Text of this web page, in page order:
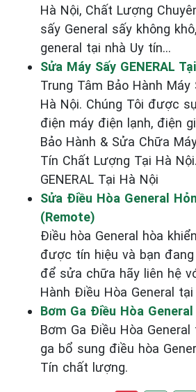
Hà Nội, Chất Lượng
sấy General sấy không
general tại nhà Uy tín...
Sửa Máy Sấy GENERAL
Trung Tâm Bảo Hành Máy
Hà Nội. Chúng Tôi được
điện máy điện lạnh, điện
Bảo Hành & Sửa Chữa
Tín Chất Lượng Tại Hà
GENERAL Tại Hà Nội
Sửa Điều Hòa General
(Remote)
Điều hòa General hòa
được tín hiệu và bạn
để sửa chữa hãy liên hệ
Hành Điều Hòa General
Bơm Ga Điều Hòa
Bơm Ga Điều Hòa
ga bổ sung điều hòa
Tín chất lượng.